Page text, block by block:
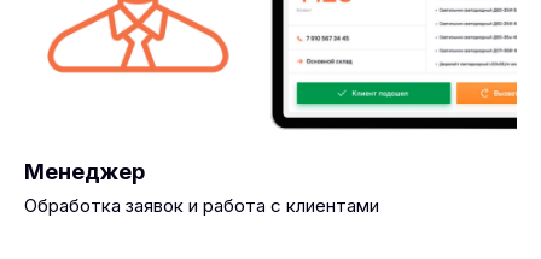
Менеджер
Обработка заявок и работа с клиентами